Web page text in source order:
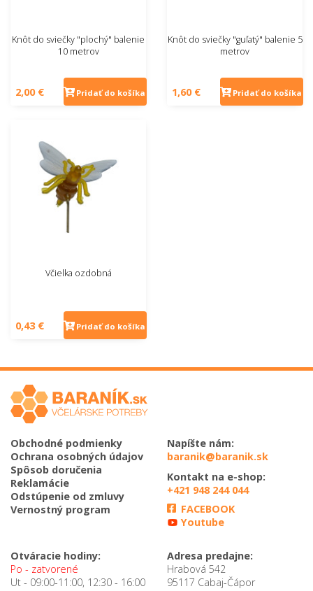
Knôt do sviečky "plochý" balenie
10 metrov
2,00 € Pridať do košíka
Knôt do sviečky "guľatý" balenie 5
metrov
1,60 € Pridať do košíka
Včielka ozdobná
0,43 € Pridať do košíka
Obchodné podmienky
Ochrana osobných údajov
Spôsob doručenia
Reklamácie
Odstúpenie od zmluvy
Vernostný program
Napíšte nám:
baranik@baranik.sk
Kontakt na e-shop:
+421 948 244 044
FACEBOOK
Youtube
Otváracie hodiny:
Po - zatvorené
Ut - 09:00-11:00, 12:30 - 16:00
Adresa predajne:
Hrabová 542
95117 Cabaj-Čápor